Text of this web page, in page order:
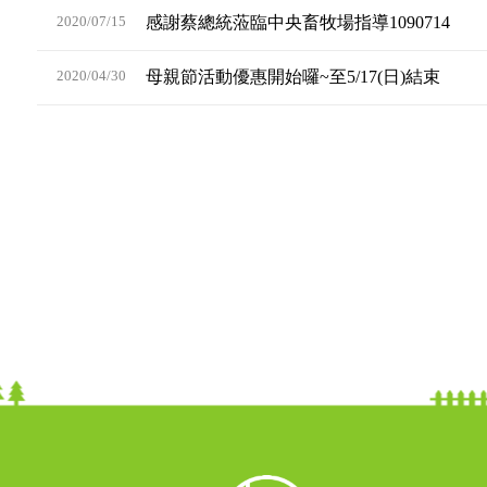
2020/07/15 感謝蔡總統蒞臨中央畜牧場指導1090714
2020/04/30 母親節活動優惠開始囉~至5/17(日)結束